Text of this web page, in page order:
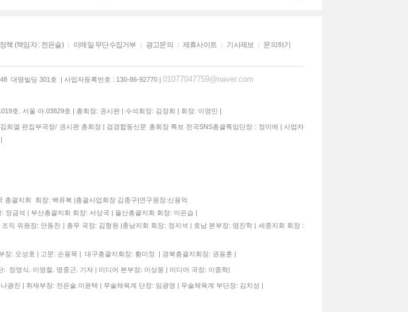
책 (책임자 : 전은술) 이메일 무단수집거부 광고문의 제휴사이트 기사제보
문의하기
대명빌딩 301호 | 사업자등록번호 : 130-86-92770 | 01077047759@naver.com
호. 서울 아.03829호 | 총회장: 권시완 | 수석회장: 김장희 | 회장: 이영민 |
희열 편집부국장/ 권시완 총회장 | 검경합동신문 총회장 특보 전국SNS총괄특임단장 : 정미애 | 사업자
괄지회 회장: 백유복 |총괄사업회장 김종구|연구원장:신용억
금석 | 부산총괄지회 회장: 서상국 | 울산총괄지회 회장: 이은습 |
직 위원장: 안동찬 | 총무 국장: 김형원 |충남지회 회장: 정지석 | 호남 본부장: 염진학 | 세종지회 회장 :
장: 오성호 | 고문: 손용목 | 대구총괄지회장: 황미정 | 경북총괄지회장: 권용훈 |
정영식. 이영철. 명중근. 기자 | 미디어 본부장: 이상웅 | 미디어 국장: 이종학|
광진 | 취재부장: 전은술.이윤택 | 무술체육계 단장: 임광영 | 무술체육계 부단장: 김치성 |